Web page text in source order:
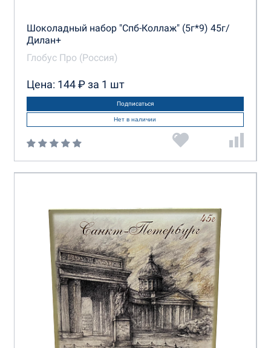
Шоколадный набор "Спб-Коллаж" (5г*9) 45г/
Дилан+
Глобус Про (Россия)
Цена: 144 ₽ за 1 шт
Подписаться
Нет в наличии